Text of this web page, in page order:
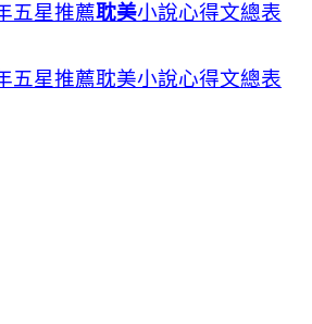
五星推薦耽美小說心得文總表
五星推薦耽美小說心得文總表